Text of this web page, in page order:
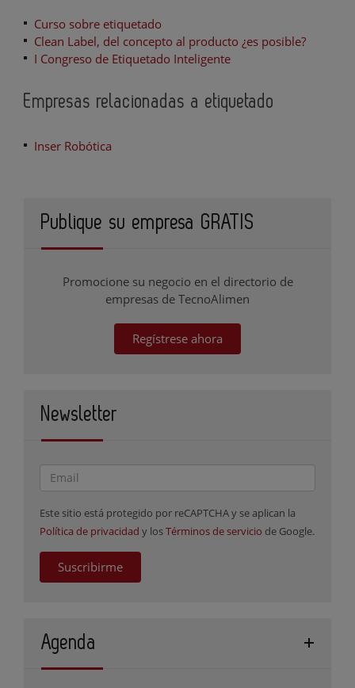
Curso sobre etiquetado
Clean Label, del concepto al producto ¿es posible?
I Congreso de Etiquetado Inteligente
Empresas relacionadas a etiquetado
Inser Robótica
Publique su empresa GRATIS
Promocione su negocio en el directorio de
empresas de TecnoAlimen
Regístrese ahora
Newsletter
Este sitio está protegido por reCAPTCHA y se aplican la
Política de privacidad y losTérminos de servicio de Google.
Suscribirme
Agenda